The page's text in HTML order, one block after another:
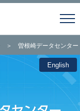
＞ 曽根崎データセンター
English